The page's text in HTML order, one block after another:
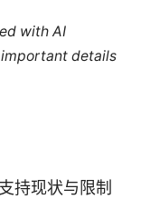
with AI
details
持现状与限制